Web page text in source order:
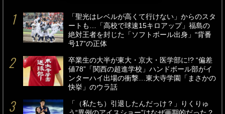
「聖光はレベルが高くて行けない」からのスタ
ートも…「高校で球速15キロアップ」福島の
絶対王者を封じた「ソフトボール出身」“背番
号17”の正体
卒業生の大半が東大・京大・医学部に!? “偏差
値78”「関西の超進学校」ハンドボール部がイ
ンターハイ出場の衝撃…東大寺学園「まさかの
快挙」のウラ話
「（私たち）引退したんだっけ？」りくりゅ